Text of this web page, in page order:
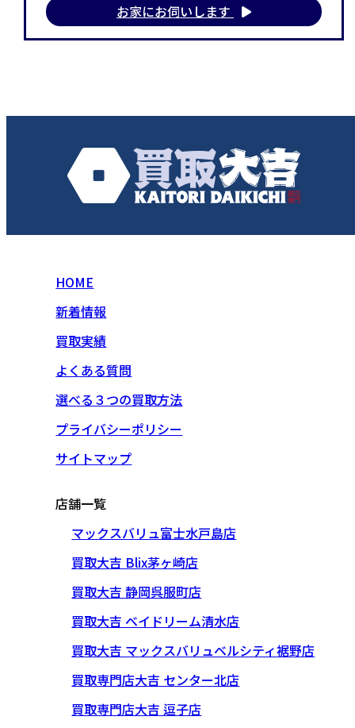
お家にお伺いします
HOME
新着情報
買取実績
よくある質問
選べる３つの買取方法
プライバシーポリシー
サイトマップ
店舗一覧
マックスバリュ富士水戸島店
買取大吉 Blix茅ヶ崎店
買取大吉 静岡呉服町店
買取大吉 ベイドリーム清水店
買取大吉 マックスバリュベルシティ裾野店
買取専門店大吉 センター北店
買取専門店大吉 逗子店